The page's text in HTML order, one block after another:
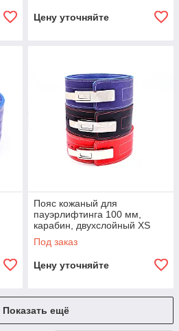
Цену уточняйте
Пояс кожаный для
пауэрлифтинга 100 мм,
карабин, двухслойный XS
(50-70 см) XL (90-110 см)
Под заказ
Цену уточняйте
Показать ещё